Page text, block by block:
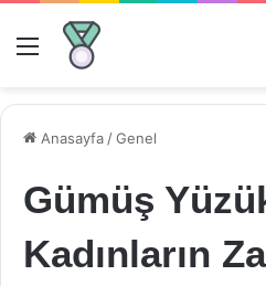
Menü
Anasayfa /Genel
Gümüş
Kadınların